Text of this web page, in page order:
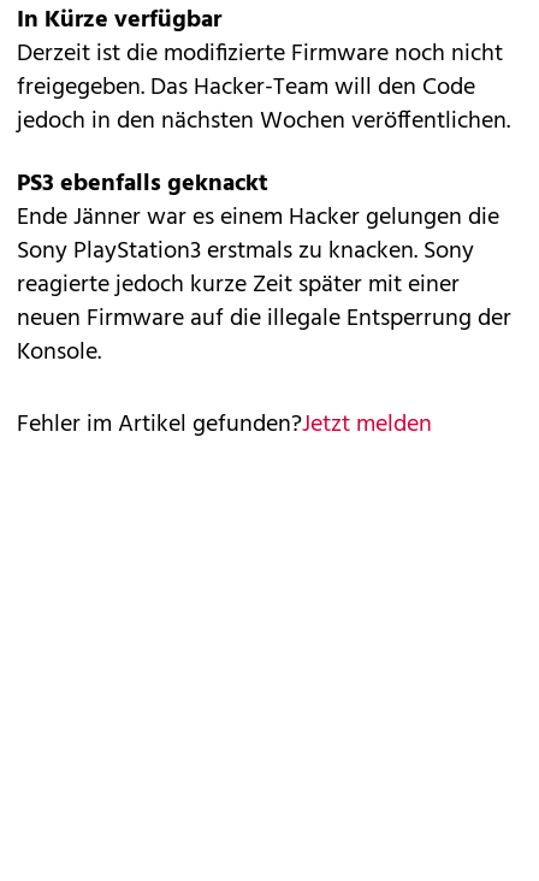
In Kürze verfügbar
Derzeit ist die modifizierte Firmware noch nicht
freigegeben. Das Hacker-Team will den Code
jedoch in den nächsten Wochen veröffentlichen.
PS3 ebenfalls geknackt
Ende Jänner war es einem Hacker gelungen die
Sony PlayStation3erstmals zu knacken. Sony
reagierte jedoch kurze Zeit später mit einer
neuen Firmwareauf die illegale Entsperrung der
Konsole.
Fehler im Artikel gefunden?Jetzt melden